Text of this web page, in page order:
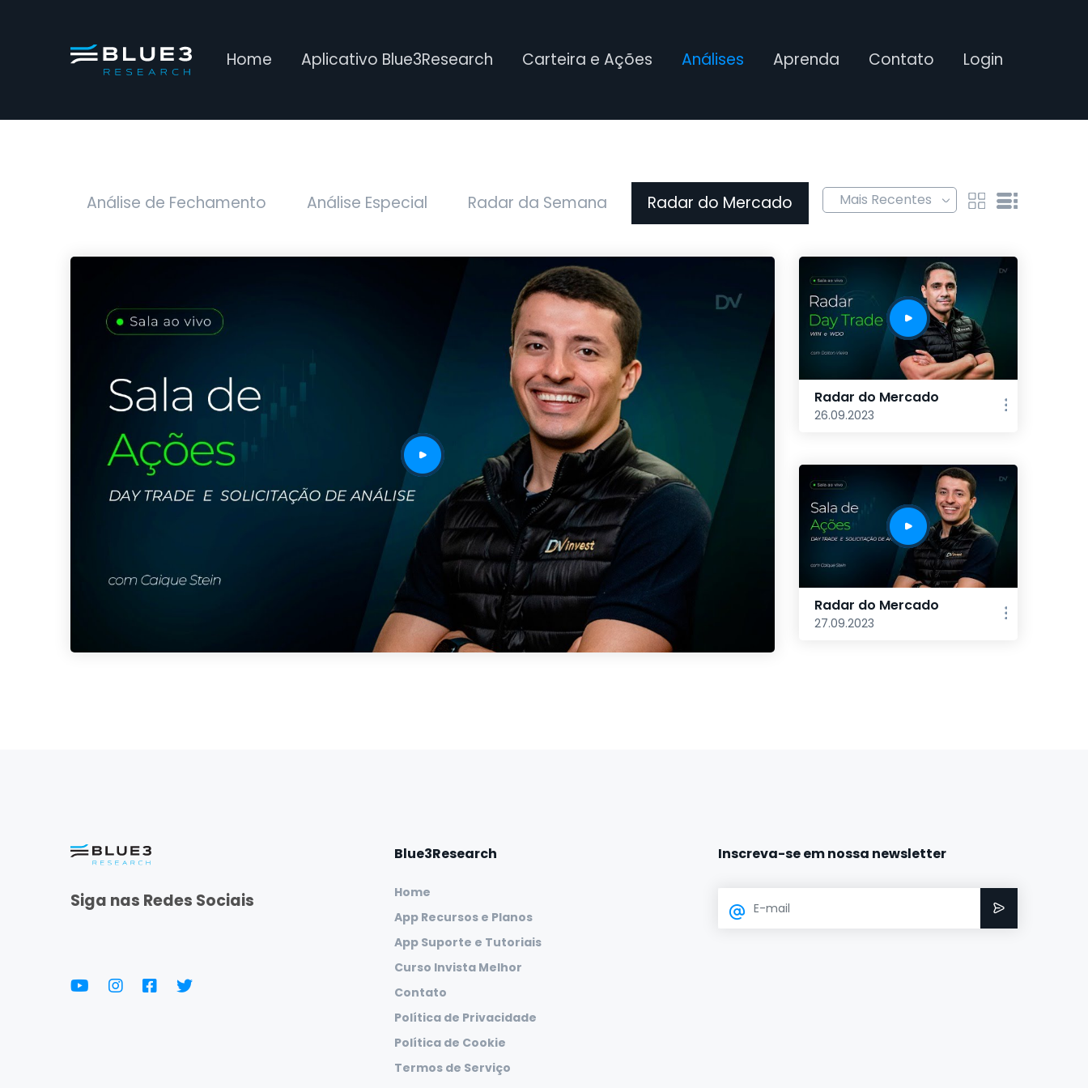
Home Aplicativo Blue3Research Carteira e Ações Análises Aprenda Contato Login
Análise de Fechamento Análise Especial Radar da Semana Radar do Mercado
Radar do Mercado
26.09.2023
Radar do Mercado
27.09.2023
Siga nas Redes Sociais
Blue3Research
Home
App Recursos e Planos
App Suporte e Tutoriais
Curso Invista Melhor
Contato
Política de Privacidade
Política de Cookie
Termos de Serviço
Inscreva-se em nossa newsletter